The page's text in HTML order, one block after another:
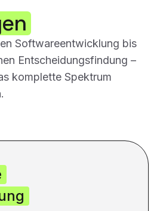
Softwareentwicklung bis
Entscheidungsfindung –
komplette Spektrum